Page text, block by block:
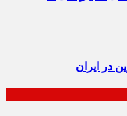
در ایران